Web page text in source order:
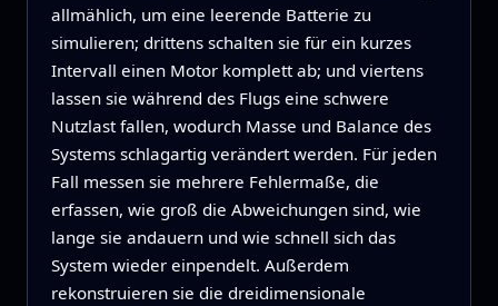
allmählich, um eine leerende Batterie zu
simulieren; drittens schalten sie für ein kurzes
Intervall einen Motor komplett ab; und viertens
lassen sie während des Flugs eine schwere
Nutzlast fallen, wodurch Masse und Balance des
Systems schlagartig verändert werden. Für jeden
Fall messen sie mehrere Fehlermaße, die
erfassen, wie groß die Abweichungen sind, wie
lange sie andauern und wie schnell sich das
System wieder einpendelt. Außerdem
rekonstruieren sie die dreidimensionale